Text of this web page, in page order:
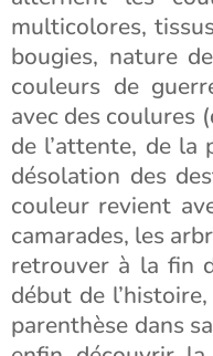
multicolores,
bougies, nature
couleurs de
avec des coulures
de l’attente, de la
désolation des
couleur revient
camarades, les
retrouver à la fin
début de
parenthèse dans